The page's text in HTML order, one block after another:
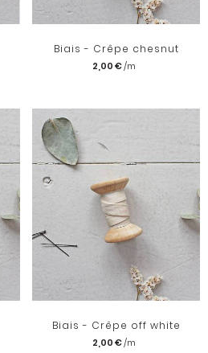
Biais - Crêpe chesnut
2,00 €
Biais - Crêpe off white
2,00 €